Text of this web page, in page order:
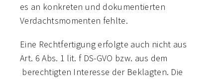
es an konkreten und dokumentierten
Verdachtsmomenten fehlte.
Eine Rechtfertigung erfolgte auch nicht aus
Art. 6 Abs. 1 lit. f DS-GVO bzw. aus dem
berechtigten Interesse der Beklagten. Die